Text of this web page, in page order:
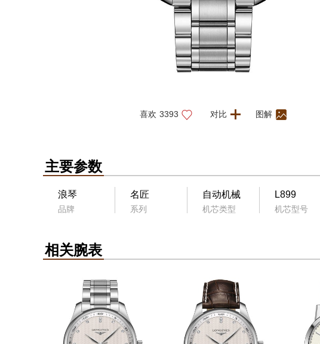
喜欢 3393 对比 图解
主要参数
浪琴
品牌
名匠
系列
自动机械
机芯类型
L899
机芯型号
相关腕表